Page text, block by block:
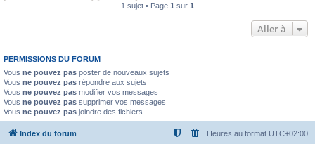
1 sujet • Page 1 sur 1
Aller à
PERMISSIONS DU FORUM
Vous ne pouvez pas poster de nouveaux sujets
Vous ne pouvez pas répondre aux sujets
Vous ne pouvez pas modifier vos messages
Vous ne pouvez pas supprimer vos messages
Vous ne pouvez pas joindre des fichiers
Index du forum Heures au format UTC+02:00